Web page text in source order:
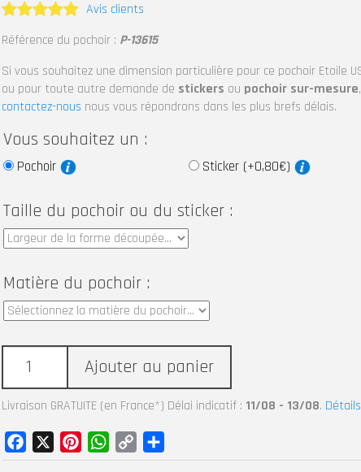
Note 5
Avis clients
Référence du pochoir : P-13615
Si vous souhaitez une dimension particulière pour ce pochoir Etoile
ou pour toute autre demande de stickers ou pochoir sur-mesure,
contactez-nous nous vous répondrons dans les plus brefs délais.
Vous souhaitez un :
Pochoir Sticker (+0,80€)
Taille du pochoir ou du sticker :
Matière du pochoir :
Ajouter au panier
Livraison GRATUITE (en France*) Délai indicatif : 11/08 - 13/08. Détails
Facebook PinterestWhatsApp
Copy
Link